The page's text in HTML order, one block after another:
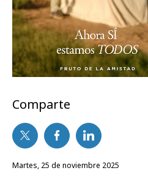
Comparte
martes, 25 de noviembre 2025